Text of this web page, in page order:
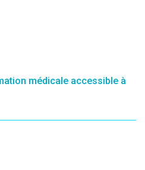
médicale accessible à